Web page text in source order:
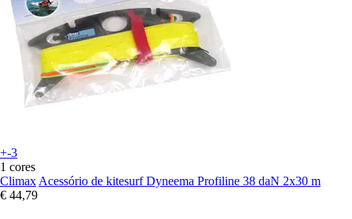
+-3
1 cores
Climax Acessório de kitesurf Dyneema Profiline 38 daN 2x30 m
€ 44,79